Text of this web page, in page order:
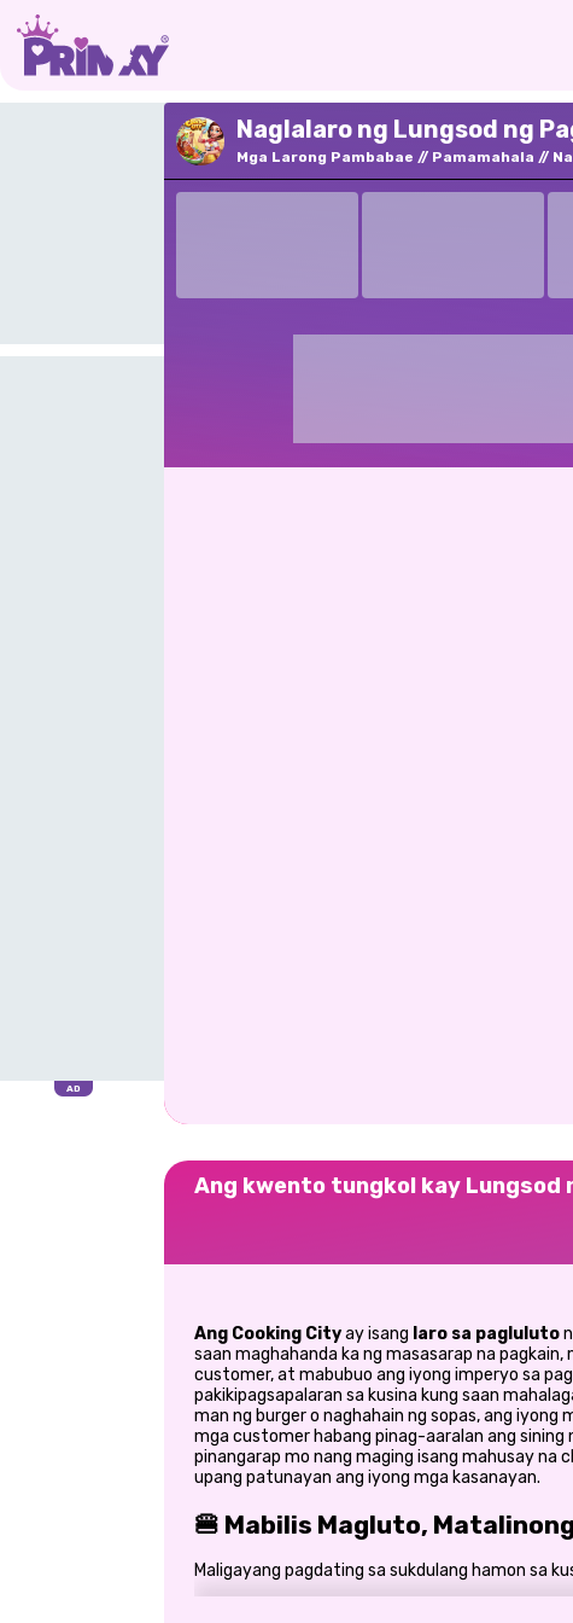
Naglalaro ng Lungsod ng
Mga Larong Pambabae Pamamahala
Ang kwento tungkol kay Lungsod
Ang Cooking Cityay isang laro sa pagluluto
saan maghahanda ka ng masasarap na
customer, at mabubuo ang iyong imperyo sa
pakikipagsapalaran sa kusina kung saan
man ng burger o naghahain ng sopas, ang iyong
mga customer habang pinag-aaralan ang sining
pinangarap mo nang maging isang mahusay na
upang patunayan ang iyong mga kasanayan.
🍔 Mabilis Magluto,
Maligayang pagdating sa sukdulang hamon sa